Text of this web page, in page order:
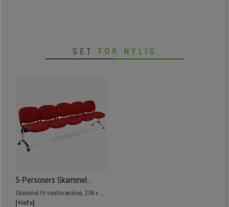
SET FOR NYLIG
5-Personers Skammel
MOBY BASE, Metalstruktur,
Tykt Polstret, Rød Stof
Skammel til venteværelse, 258 x 50
cm, med metalstruktur. Meget
[+Info]